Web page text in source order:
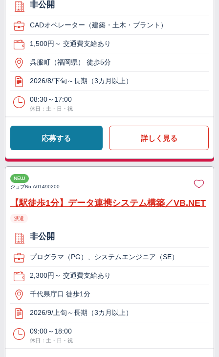
非公開
CADオペレーター（建築・土木・プラント）
1,500円～ 交通費支給あり
呉服町（福岡県） 徒歩5分
2026/8/下旬～長期（3カ月以上）
08:30～17:00
休日：土・日・祝
応募する 詳しく見る
NEW
ジョブNo.A01490200
【駅徒歩1分】データ連携システム構築／VB.NET
派遣
非公開
プログラマ（PG）、システムエンジニア（SE）
2,300円～ 交通費支給あり
千代県庁口 徒歩1分
2026/9/上旬～長期（3カ月以上）
09:00～18:00
休日：土・日・祝